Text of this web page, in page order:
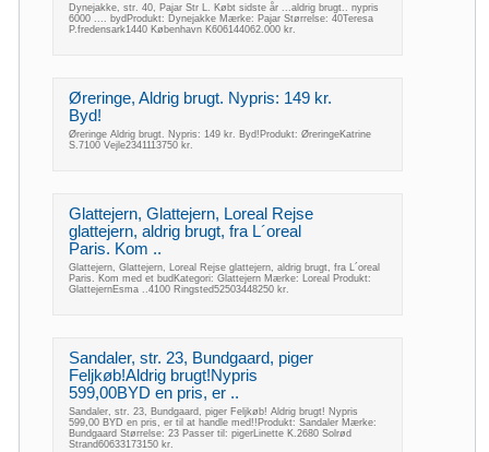
Dynejakke, str. 40, Pajar Str L. Købt sidste år ...aldrig brugt.. nypris
6000 .... bydProdukt: Dynejakke Mærke: Pajar Størrelse: 40Teresa
P.fredensark1440 København K606144062.000 kr.
Øreringe, Aldrig brugt. Nypris: 149 kr.
Byd!
Øreringe Aldrig brugt. Nypris: 149 kr. Byd!Produkt: ØreringeKatrine
S.7100 Vejle2341113750 kr.
Glattejern, Glattejern, Loreal Rejse
glattejern, aldrig brugt, fra L´oreal
Paris. Kom ..
Glattejern, Glattejern, Loreal Rejse glattejern, aldrig brugt, fra L´oreal
Paris. Kom med et budKategori: Glattejern Mærke: Loreal Produkt:
GlattejernEsma ..4100 Ringsted52503448250 kr.
Sandaler, str. 23, Bundgaard, piger
Feljkøb!Aldrig brugt!Nypris
599,00BYD en pris, er ..
Sandaler, str. 23, Bundgaard, piger Feljkøb! Aldrig brugt! Nypris
599,00 BYD en pris, er til at handle med!!Produkt: Sandaler Mærke:
Bundgaard Størrelse: 23 Passer til: pigerLinette K.2680 Solrød
Strand60633173150 kr.